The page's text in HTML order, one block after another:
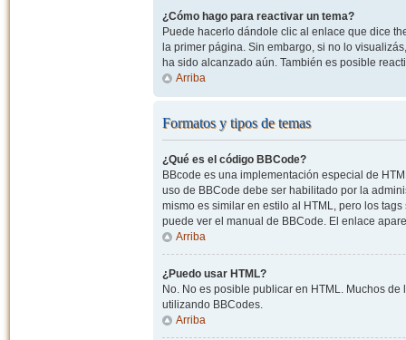
¿Cómo hago para reactivar un tema?
Puede hacerlo dándole clic al enlace que dice
la primer página. Sin embargo, si no lo
ha sido alcanzado aún. También es posible
Arriba
Formatos y tipos de temas
¿Qué es el código BBCode?
BBcode es una implementación especial de
uso de BBCode debe ser habilitado por la
mismo es similar en estilo al HTML, pero los
puede ver el manual de BBCode. El enlace
Arriba
¿Puedo usar HTML?
No. No es posible publicar en HTML. Muchos
utilizando BBCodes.
Arriba